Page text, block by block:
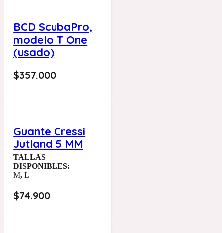
BCD ScubaPro,
modelo T One
(usado)
$357.000
Guante Cressi
Jutland 5 MM
TALLAS
DISPONIBLES:
M,L
$74.900